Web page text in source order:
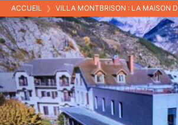
ACCUEIL ❯ VILLA MONTBRISON : LA MAISON DE RETRAITE DE L'ARGENTIÈRE ENTRE